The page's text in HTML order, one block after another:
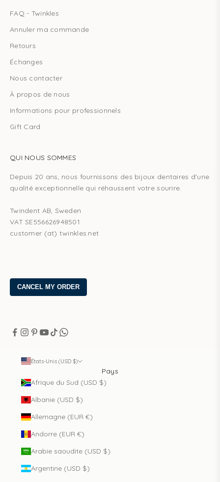
FAQ - Twinkles
Annuler ma commande
Retours
Échanges
Nous contacter
À propos de nous
Informations pour professionnels
Gift Card
QUI NOUS SOMMES
Depuis 20 ans, nous fournissons des bijoux dentaires d'une
qualité exceptionnelle qui réhaussent votre sourire.
Twindent AB, Sweden
VAT SE556626948501
customer (at) twinkles.net
États-Unis (USD $)
Pays
Afrique du Sud (USD $)
Albanie (USD $)
Allemagne (EUR €)
Andorre (EUR €)
Arabie saoudite (USD $)
Argentine (USD $)